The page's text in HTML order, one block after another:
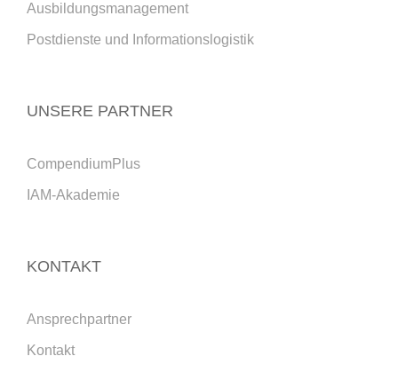
Ausbildungsmanagement
Postdienste und Informationslogistik
UNSERE PARTNER
CompendiumPlus
IAM-Akademie
KONTAKT
Ansprechpartner
Kontakt